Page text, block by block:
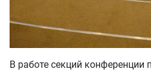
В работе секций конференции